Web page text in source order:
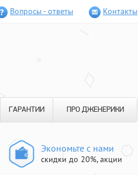
Вопросы - ответы Контакты
ГАРАНТИИ ПРО ДЖЕНЕРИКИ
Экономьте с нами
скидки до 20%, акции